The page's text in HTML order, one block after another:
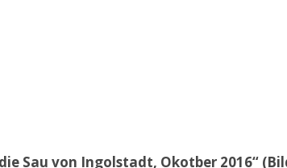
Sau von Ingolstadt, Okotber 2016“